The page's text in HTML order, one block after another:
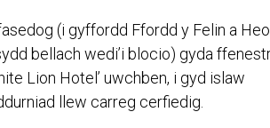
(i gyffordd Ffordd y Felin a
bellach wedi’i blocio) gyda
Lion Hotel’ uwchben, i gyd islaw
llew carreg cerfiedig.